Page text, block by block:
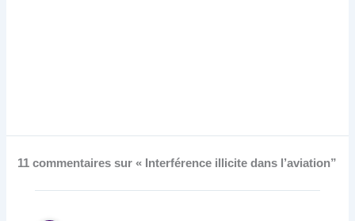
11 commentaires sur « Interférence illicite dans l’aviation”